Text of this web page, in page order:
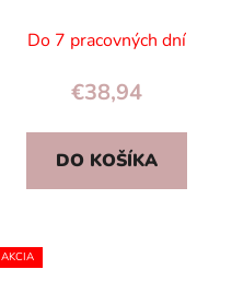
autíčkami pre deti
Do 7 pracovných dní
€38,94
DO KOŠÍKA
AKCIA